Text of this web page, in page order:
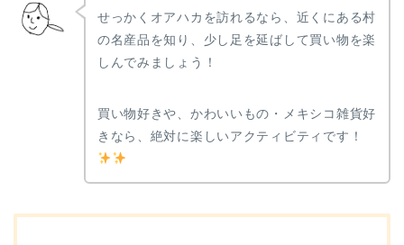
せっかくオアハカを訪れるなら、近くにある村
の名産品を知り、少し足を延ばして買い物を楽
しんでみましょう！
買い物好きや、かわいいもの・メキシコ雑貨好
きなら、絶対に楽しいアクティビティです！